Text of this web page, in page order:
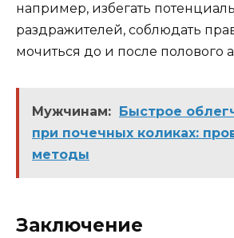
например, избегать
раздражителей, соблюдать
мочиться до и после полового
Мужчинам: Быстрое
при почечных коликах:
методы
Заключение